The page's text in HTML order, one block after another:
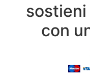
sostieni
con